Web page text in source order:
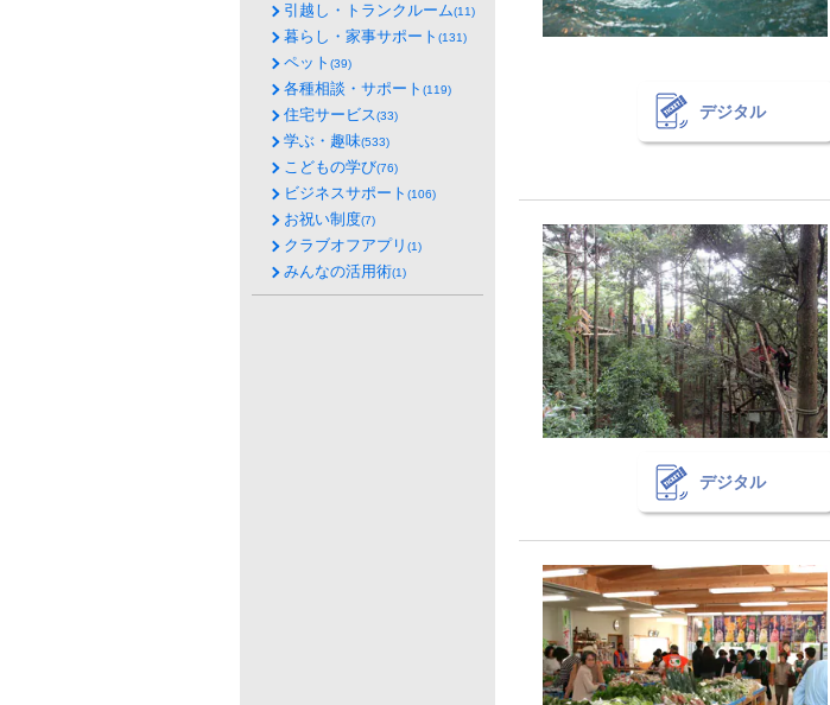
デジタル
デジタル
引越し・トランクルーム(11)
暮らし・家事サポート (131)
ペット (39)
各種相談・サポート (119)
住宅サービス(33)
学ぶ・趣味(533)
こどもの学び(76)
ビジネスサポート (106)
お祝い制度(7)
クラブオフアプリ (1)
みんなの活用術(1)